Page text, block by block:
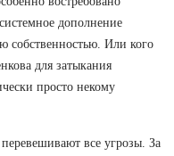
дополнение
собственностью. Или кого
для затыкания
просто некому
все угрозы. За